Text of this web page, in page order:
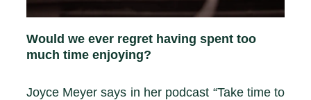
Would we ever regret having spent too
much time enjoying?
Joyce Meyer says in her podcast “Take time to